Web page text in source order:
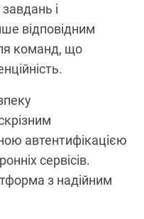
і
відповідним
команд, що
автентифікацією
сервісів.
з надійним